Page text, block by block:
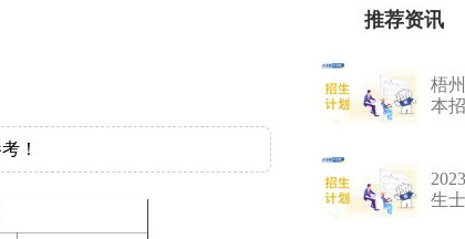
！
推荐资讯
梧
本
生